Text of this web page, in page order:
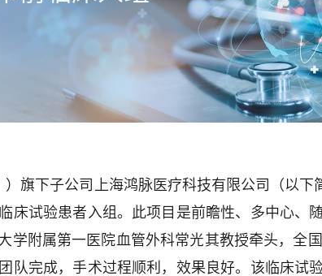
旗下子公司上海鸿脉医疗科技有限公司（以
试验患者入组。此项目是前瞻性、多中心、
附属第一医院血管外科常光其教授牵头，全
队完成，手术过程顺利，效果良好。该临床试